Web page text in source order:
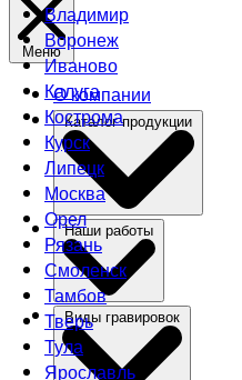
Владимир
Воронеж
Иваново
Калуга
Кострома
Курск
Липецк
Москва
Орел
Рязань
Смоленск
Тамбов
Тверь
Тула
Ярославль
Меню
О компании